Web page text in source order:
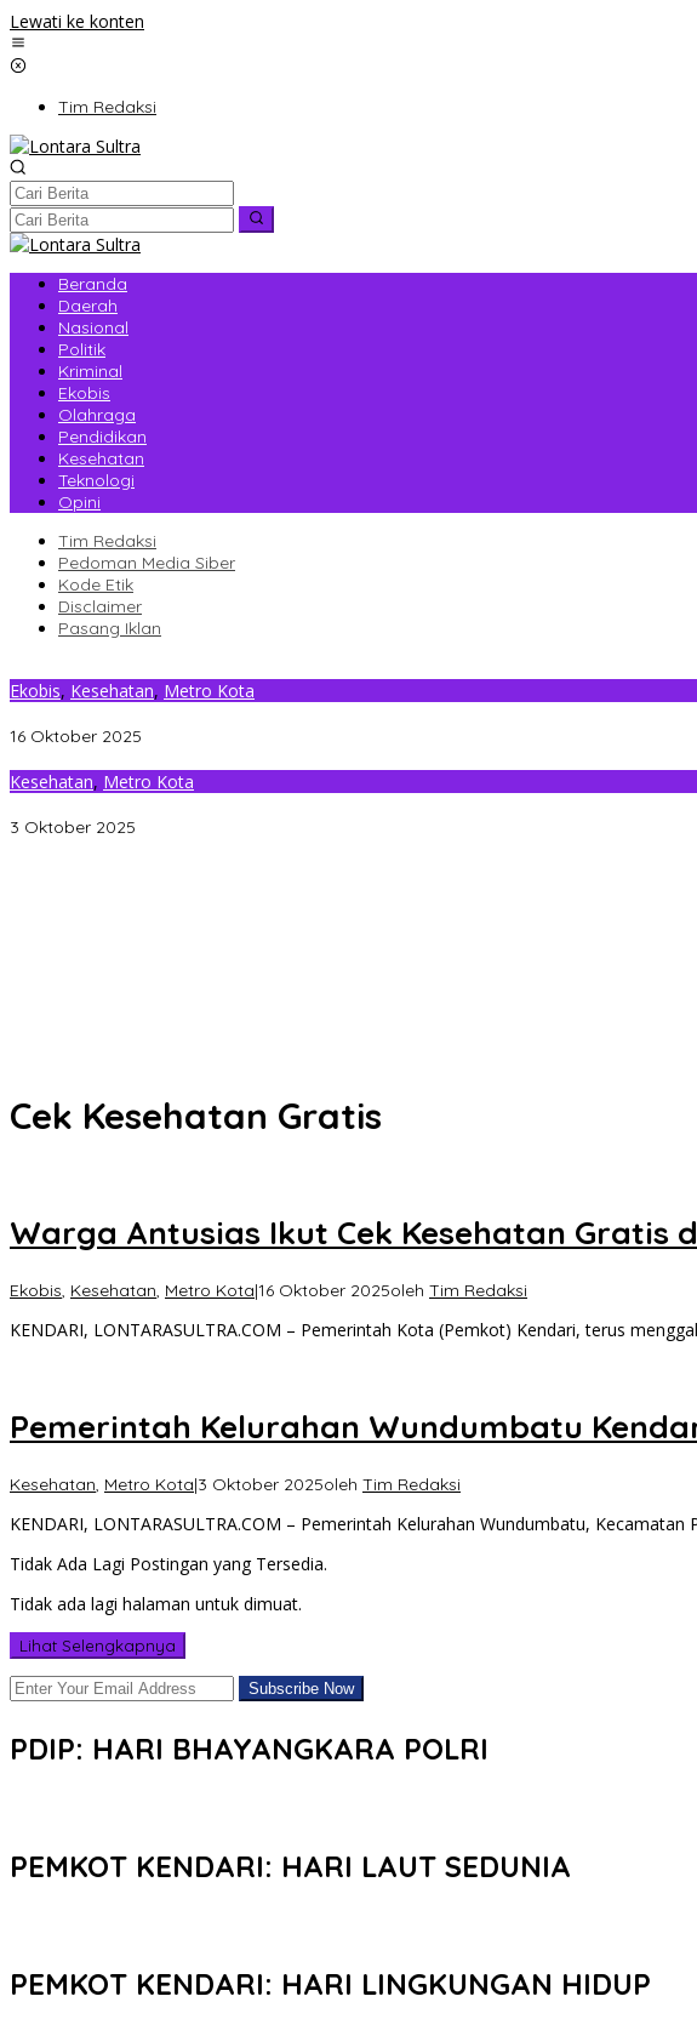
Lewati ke konten
Tim Redaksi
Beranda
Daerah
Nasional
Politik
Kriminal
Ekobis
Olahraga
Pendidikan
Kesehatan
Teknologi
Opini
Tim Redaksi
Pedoman Media Siber
Kode Etik
Disclaimer
Pasang Iklan
Ekobis, Kesehatan, Metro Kota
16 Oktober 2025
Kesehatan, Metro Kota
3 Oktober 2025
Cek Kesehatan Gratis
Warga Antusias Ikut Cek Kesehatan Gratis
Ekobis, Kesehatan, Metro Kota|16 Oktober 2025oleh Tim Redaksi
KENDARI, LONTARASULTRA.COM – Pemerintah Kota (Pemkot) Kendari, terus
Pemerintah Kelurahan Wundumbatu
Kesehatan, Metro Kota|3 Oktober 2025oleh Tim Redaksi
KENDARI, LONTARASULTRA.COM – Pemerintah Kelurahan Wundumbatu,
Tidak Ada Lagi Postingan yang Tersedia.
Tidak ada lagi halaman untuk dimuat.
Lihat Selengkapnya
PDIP: HARI BHAYANGKARA POLRI
PEMKOT KENDARI: HARI LAUT SEDUNIA
PEMKOT KENDARI: HARI LINGKUNGAN HIDUP